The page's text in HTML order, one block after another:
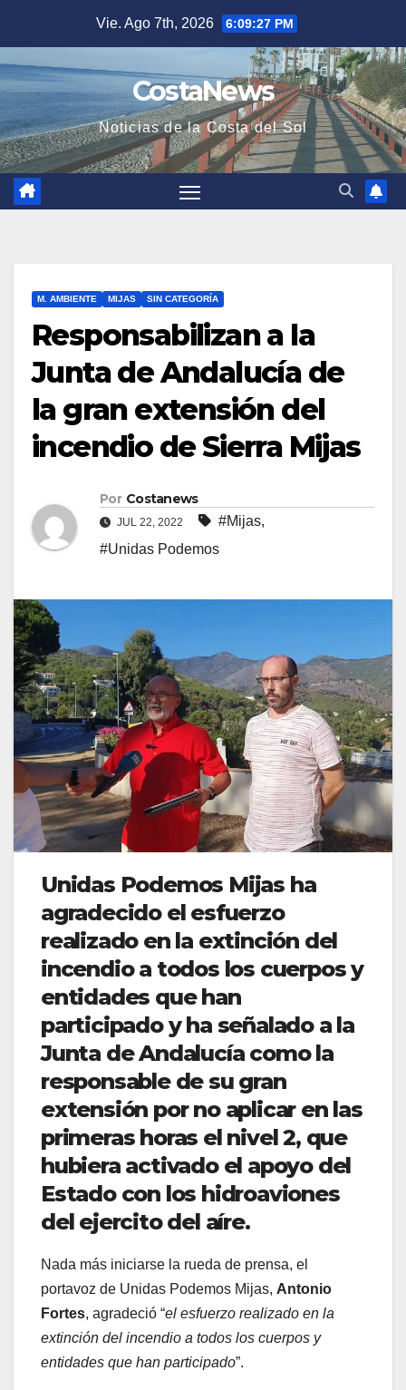
contenido
Vie. Ago 7th, 2026 6:09:28 PM
CostaNews
Noticias de la Costa del Sol
M. AMBIENTE MIJAS SIN CATEGORÍA
Responsabilizan a la
Junta de Andalucía de
la gran extensión del
incendio de Sierra Mijas
Por Costanews
JUL 22, 2022 #Mijas,
#Unidas Podemos
Unidas Podemos Mijas ha
agradecido el esfuerzo
realizado en la extinción del
incendio a todos los cuerpos y
entidades que han
participado y ha señalado a la
Junta de Andalucía como la
responsable de su gran
extensión por no aplicar en las
primeras horas el nivel 2, que
hubiera activado el apoyo del
Estado con los hidroaviones
del ejercito del aíre.
Nada más iniciarse la rueda de prensa, el
portavoz de Unidas Podemos Mijas, Antonio
Fortes, agradeció “el esfuerzo realizado en la
extinción del incendio a todos los cuerpos y
entidades que han participado”.